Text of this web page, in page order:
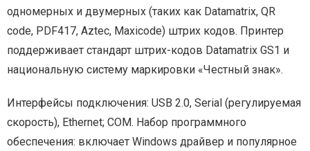
одномерных и двумерных (таких как Datamatrix, QR
code, PDF417, Aztec, Maxicode) штрих кодов. Принтер
поддерживает стандарт штрих-кодов Datamatrix GS1 и
национальную систему маркировки «Честный знак».
Интерфейсы подключения: USB 2.0, Serial (регулируемая
скорость), Ethernet; COM. Набор программного
обеспечения: включает Windows драйвер и популярное